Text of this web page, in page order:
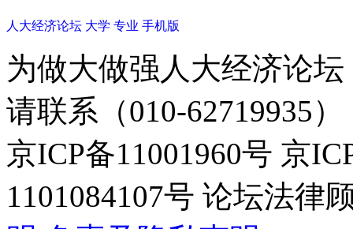
人大经济论坛 大学 专业 手机版
为做大做强人大经济论
请联系（010-62719935）
京ICP备11001960号 京
1101084107号 论坛法律